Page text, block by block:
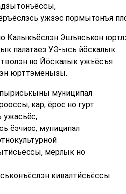
ужзэс пӧрмытонъя
Калыкъёслэн Эшъяськон
палатаез УЭ-ысь йӧскалык
но Йӧскалык ужъёсъя
юрттэменызы.
муниципал
кар, ёрос но гурт
ужасьёс,
ёзчиос, муниципал
мерлык но
кивалтӥсьёссы